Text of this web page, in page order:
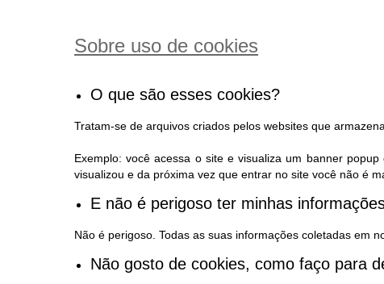
Sobre uso de cookies
O que são esses cookies?
Tratam-se de arquivos criados pelos websites que
Exemplo: você acessa o site e visualiza um banner
visualizou e da próxima vez que entrar no site você não é
E não é perigoso ter minhas
Não é perigoso. Todas as suas informações coletadas em
Não gosto de cookies, como faço para